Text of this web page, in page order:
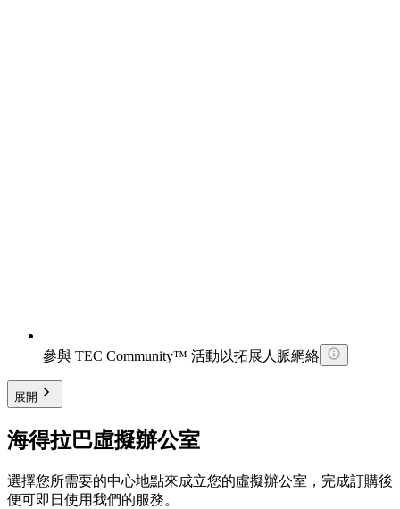
參與 TEC Community™ 活動以拓展人脈網絡
展開
海得拉巴虛擬辦公室
選擇您所需要的中心地點來成立您的虛擬辦公室，完成訂購後
便可即日使用我們的服務。